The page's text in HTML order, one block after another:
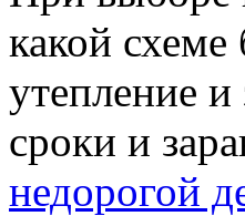
какой схеме
утепление и
сроки и
недорогой